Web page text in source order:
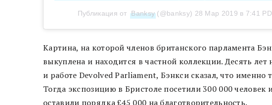
Публикация от Banksy(@banksy) 28 Мар 2019 в 7:41
Картина, на которой членов британского парламента
выкуплена и находится в частной коллекции. Десять
и работе Devolved Parliament, Бэнкси сказал, что
Тогда экспозицию в Бристоле посетили 300 000
оставили порядка £45 000 на благотворительность.